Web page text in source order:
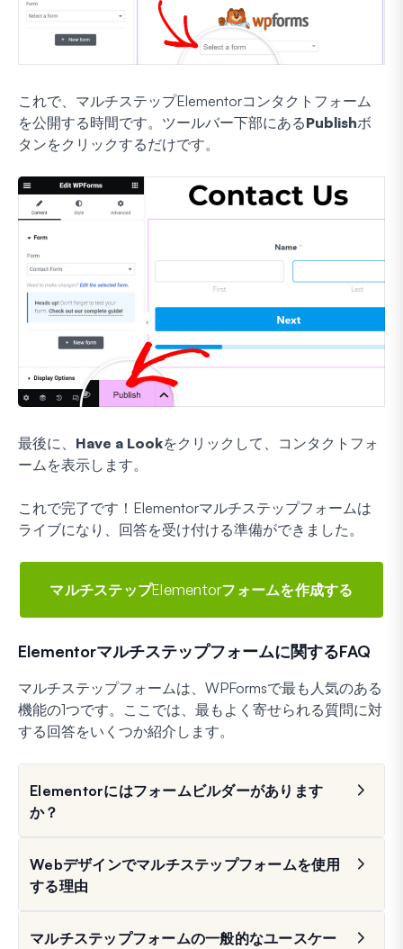
これで、マルチステップElementorコンタクトフォーム
を公開する時間です。ツールバー下部にあるPublishボ
タンをクリックするだけです。
最後に、 Have a Lookをクリックして、コンタクトフォ
ームを表示します。
これで完了です！Elementorマルチステップフォームは
ライブになり、回答を受け付ける準備ができました。
マルチステップElementorフォームを作成する
Elementorマルチステップフォームに関するFAQ
マルチステップフォームは、WPFormsで最も人気のある
機能の1つです。ここでは、最もよく寄せられる質問に対
する回答をいくつか紹介します。
Elementorにはフォームビルダーがあります
か？
Webデザインでマルチステップフォームを使用
する理由
マルチステップフォームの一般的なユースケー